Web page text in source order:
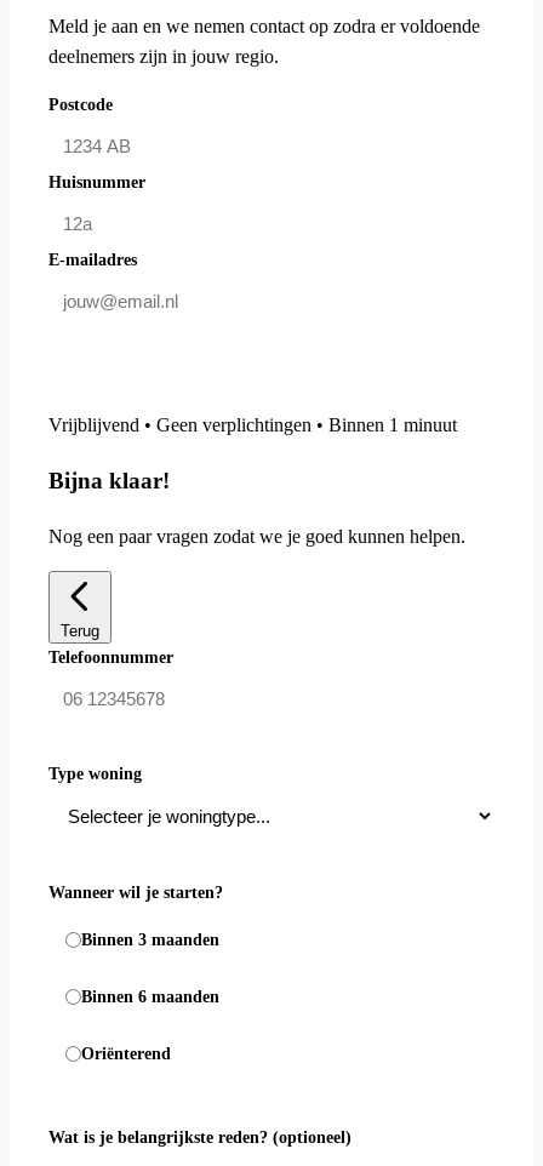
Meld je aan en we nemen contact op zodra er voldoende
deelnemers zijn in jouw regio.
Postcode
Huisnummer
E-mailadres
Vrijblijvend • Geen verplichtingen • Binnen 1 minuut
Bijna klaar!
Nog een paar vragen zodat we je goed kunnen helpen.
Terug
Telefoonnummer
Type woning
Wanneer wil je starten?
Binnen 3 maanden
Binnen 6 maanden
Oriënterend
Wat is je belangrijkste reden? (optioneel)